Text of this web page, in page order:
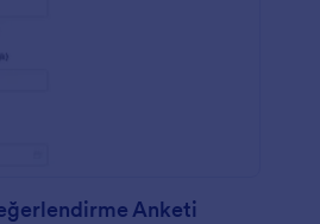
Anketi